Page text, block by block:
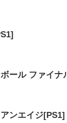
ボール ファイナ
ンエイジ[PS1]